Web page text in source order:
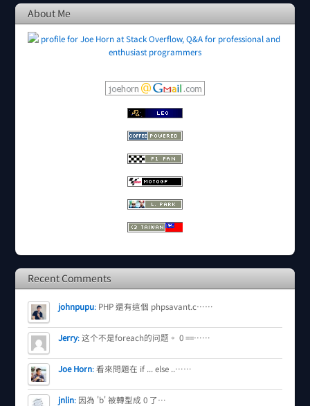
About Me
Recent Comments
johnpupu: PHP 還有這個 phpsavant.c……
Jerry:这个不是foreach的问题。 0 ==……
Joe Horn:看來問題在 if ... else ..……
jnlin: 因為 'b' 被轉型成 0 了…